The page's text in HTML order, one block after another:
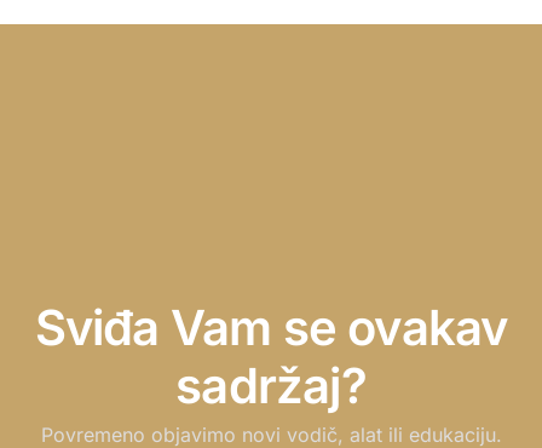
Sviđa Vam se ovakav
sadržaj?
Povremeno objavimo novi vodič, alat ili edukaciju.